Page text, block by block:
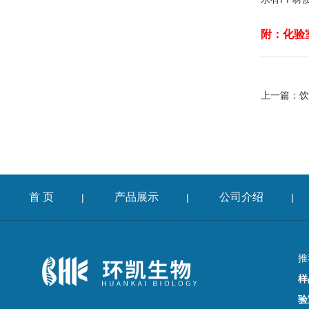
附：化验
上一篇：
首 页 | 产品展示 | 公司介绍 |